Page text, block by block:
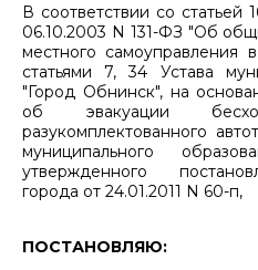
В соответствии со статьей
06.10.2003 N 131-ФЗ "Об
местного самоуправления
статьями 7, 34 Устава
"Город Обнинск", на
об эвакуации
разукомплектованного
муниципального
утвержденного
города от 24.01.2011 N 60-п,
ПОСТАНОВЛЯЮ: